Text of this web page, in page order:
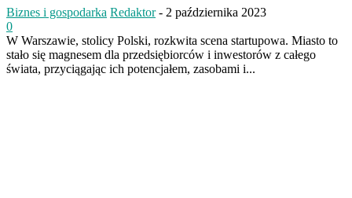
Biznes i gospodarka Redaktor - 2 października 2023
0
W Warszawie, stolicy Polski, rozkwita scena startupowa. Miasto to
stało się magnesem dla przedsiębiorców i inwestorów z całego
świata, przyciągając ich potencjałem, zasobami i...